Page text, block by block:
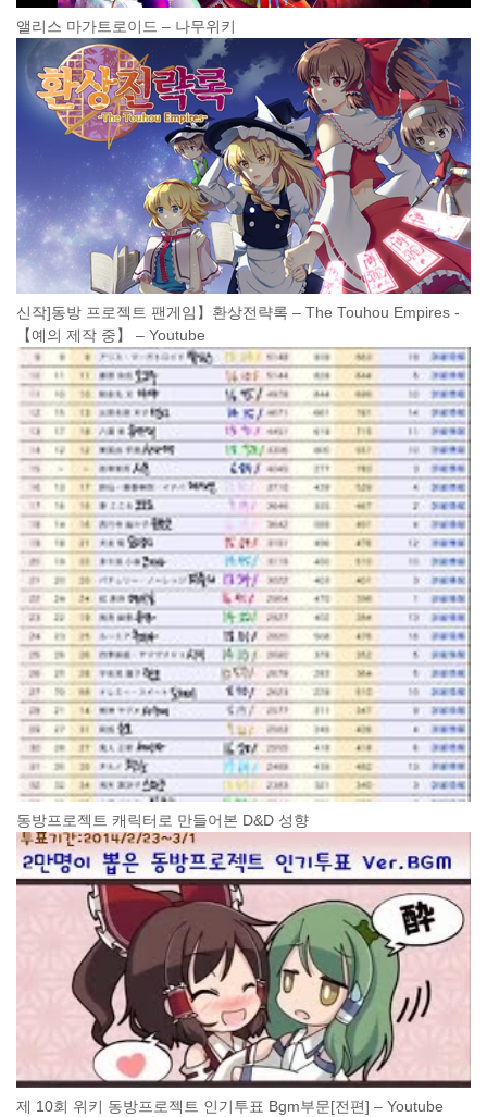
앨리스 마가트로이드 – 나무위키
신작]동방 프로젝트 팬게임】환상전략록 – The Touhou Empires -
【예의 제작 중】 – Youtube
동방프로젝트 캐릭터로 만들어본 D&D 성향
제 10회 위키 동방프로젝트 인기투표 Bgm부문[전편] – Youtube